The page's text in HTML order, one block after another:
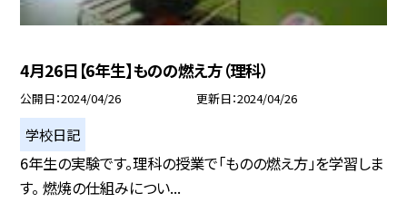
4月26日【6年生】ものの燃え方（理科）
公開日 2024/04/26 更新日 2024/04/26
学校日記
6年生の実験です。理科の授業で「ものの燃え方」を学習しま
す。 燃焼の仕組みについ...